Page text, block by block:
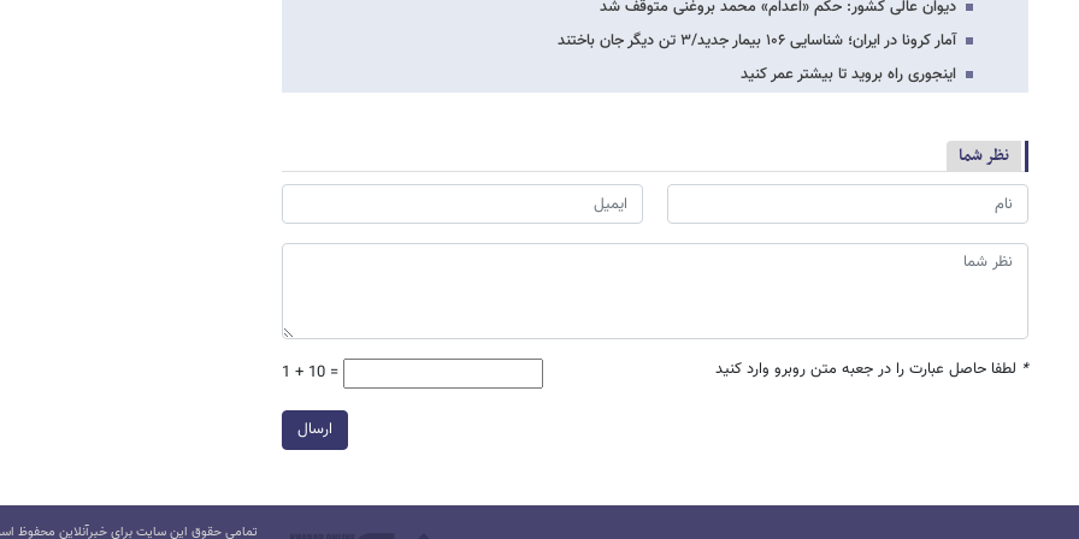
دیوان عالی کشور: حکم «اعدام» محمد بروغنی متوقف شد
آمار کرونا در ایران؛ شناسایی ۱۰۶ بیمار جدید/۳ تن دیگر جان باختند
اینجوری راه بروید تا بیشتر عمر کنید
نظر شما
* لطفا حاصل عبارت را در جعبه متن روبرو وارد کنید 1 + 10 =
ارسال
تمامی حقوق این سایت برای خبرآنلاین محفوظ